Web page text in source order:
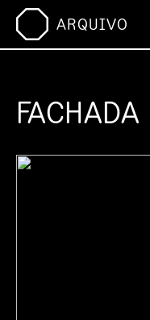
ARQUIVO